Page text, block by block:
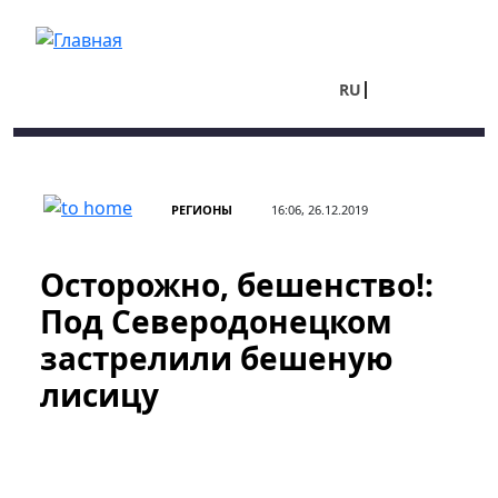
RU
РЕГИОНЫ 16:06, 26.12.2019
Осторожно, бешенство!:
Под Северодонецком
застрелили бешеную
лисицу